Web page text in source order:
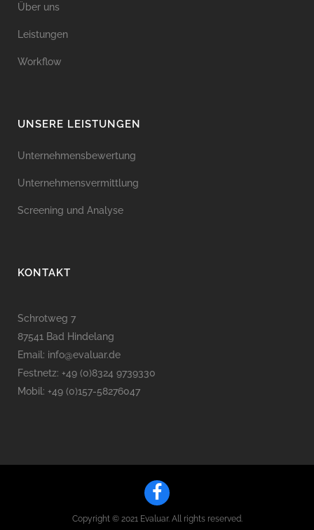
Über uns
Leistungen
Workflow
UNSERE LEISTUNGEN
Unternehmensbewertung
Unternehmensvermittlung
Screening und Analyse
KONTAKT
Schrotweg 7
87541 Bad Hindelang
Email: info@evaluar.de
Festnetz: +49 (0)8324 9739330
Mobil: +49 (0)157-58276047
Copyright © 2021 Evaluar. All rights reserved.